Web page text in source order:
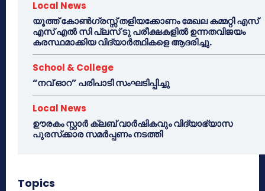
Local News
യൂത്ത് കോൺഗ്രസ്സ് തളിയക്കോണം മേഖല കമ്മറ്റി എസ്
എസ് എൽ സി പ്ലസ് ടു പരീക്ഷകളിൽ ഉന്നതവിജയം
കരസ്ഥമാക്കിയ വിദ്യാർത്ഥികളെ ആദരിച്ചു.
School & College
“നവ് ഓറ” പരിപാടി സംഘടിപ്പിച്ചു
Local News
ഊരകം സ്റ്റാർ ക്ലബ് വാർഷികവും വിദ്യാഭ്യാസ
പുരസ്‌ക്കാര സമർപ്പണം നടത്തി
Topics